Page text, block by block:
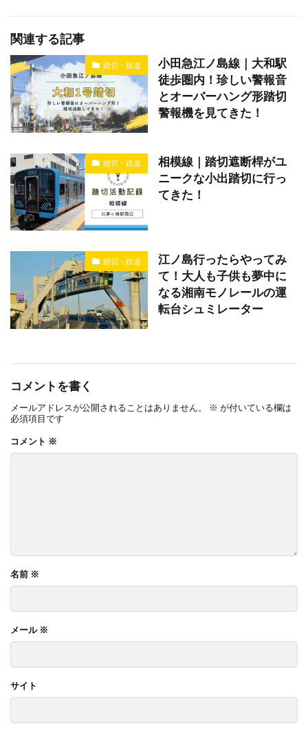
関連する記事
踏切・鉄道
小田急江ノ島線｜大和駅
徒歩圏内！珍しい警報音
とオーバーハング形踏切
警報機を見てきた！
踏切・鉄道
相模線｜踏切遮断桿がユ
ニークな小出踏切に行っ
てきた！
踏切・鉄道
江ノ島行ったらやってみ
て！大人も子供も夢中に
なる湘南モノレールの運
転台シュミレーター
コメントを書く
メールアドレスが公開されることはありません。 ※ が付いている欄は
必須項目です
コメント ※
名前 ※
メール ※
サイト